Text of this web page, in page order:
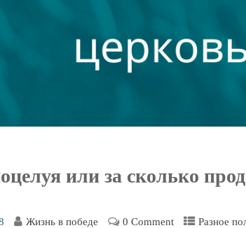
или за сколько
Жизнь в победе 0 Comment Разное